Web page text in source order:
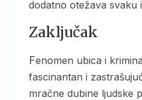
dodatno otežava svaku
Zaključak
Fenomen ubica i kriminalaca istovremeno je
fascinantan i
mračne dubine ljudske